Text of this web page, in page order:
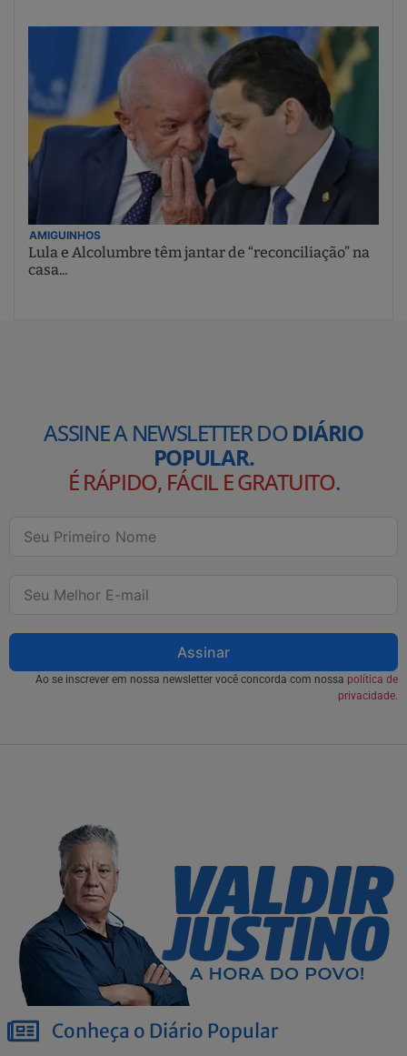
AMIGUINHOS
Lula e Alcolumbre têm jantar de “reconciliação” na
casa...
ASSINE A NEWSLETTER DODIÁRIO
POPULAR.
É RÁPIDO, FÁCIL E GRATUITO.
Assinar
Ao se inscrever em nossa newsletter você concorda com nossa política de
privacidade.
Conheça o Diário Popular